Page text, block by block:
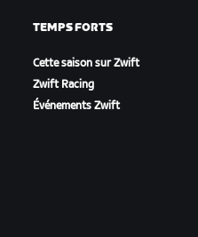
TEMPS FORTS
Cette saison sur Zwift
Zwift Racing
Événements Zwift